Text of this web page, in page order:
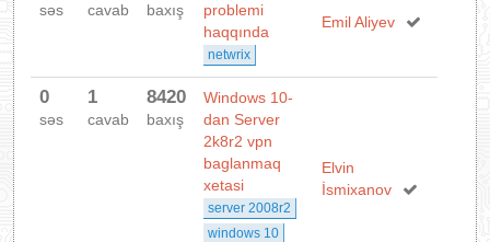
səs cavab baxış
problemi
haqqında
netwrix
Emil Aliyev
0
səs
1
cavab
8420
baxış
Windows 10-
dan Server
2k8r2 vpn
baglanmaq
xetasi
server 2008r2
windows 10
Elvin
İsmixanov